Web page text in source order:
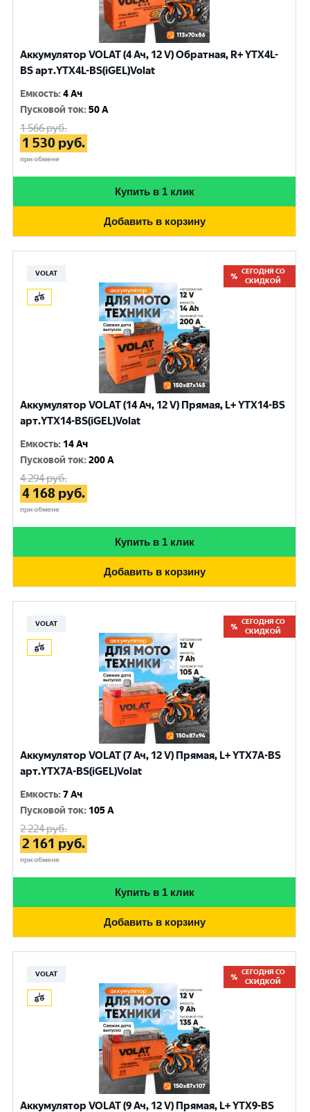
Аккумулятор VOLAT (4 Ач, 12 V) Обратная, R+ YTX4L-
BS арт.YTX4L-BS(iGEL)Volat
Емкость:4 Ач
Пусковой ток:50 A
1 566руб.
1 530 руб.
при обмене
Купить в 1 клик
Добавить в корзину
VOLAT
СЕГОДНЯ СО
СКИДКОЙ
Аккумулятор VOLAT (14 Ач, 12 V) Прямая, L+ YTX14-BS
арт.YTX14-BS(iGEL)Volat
Емкость: 14 Ач
Пусковой ток:200 A
4 294руб.
4 168 руб.
при обмене
Купить в 1 клик
Добавить в корзину
VOLAT
СЕГОДНЯ СО
СКИДКОЙ
Аккумулятор VOLAT (7 Ач, 12 V) Прямая, L+ YTX7A-BS
арт.YTX7A-BS(iGEL)Volat
Емкость:7 Ач
Пусковой ток: 105 A
2 224руб.
2 161 руб.
при обмене
Купить в 1 клик
Добавить в корзину
VOLAT
СЕГОДНЯ СО
СКИДКОЙ
Аккумулятор VOLAT (9 Ач, 12 V) Прямая, L+ YTX9-BS